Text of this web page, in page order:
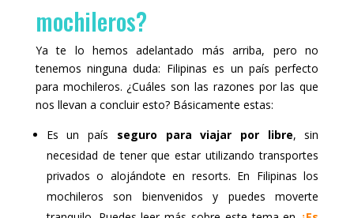
mochileros?
Ya te lo hemos adelantado más arriba, pero no
tenemos ninguna duda: Filipinas es un país perfecto
para mochileros. ¿Cuáles son las razones por las que
nos llevan a concluir esto? Básicamente estas:
Es un país seguro para viajar por libre, sin
necesidad de tener que estar utilizando transportes
privados o alojándote en resorts. En Filipinas los
mochileros son bienvenidos y puedes moverte